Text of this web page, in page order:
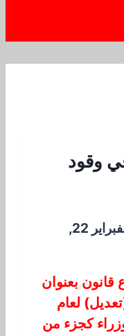
وقود
فبراير 22,
بعنوان
لعام
كجزء من